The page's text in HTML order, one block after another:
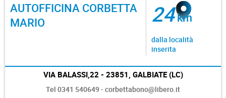
AUTOFFICINA CORBETTA
MARIO
24km
dalla località
inserita
VIA BALASSI,22 - 23851, GALBIATE (LC)
Tel 0341 540649 - corbettabono@libero.it